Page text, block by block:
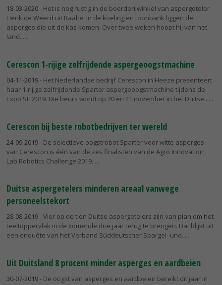
18-03-2020- Het is nog rustig in de boerderijwinkel van aspergeteler
Henk de Weerd uit Raalte. In de koeling en toonbank liggen de
asperges die uit de kas komen. Over twee weken hoopt hij van het
land...
Cerescon 1-rijige zelfrijdende aspergeoogstmachine
04-11-2019- Het Nederlandse bedrijf Cerescon in Heeze presenteert
haar 1-rijige zelfrijdende Sparter aspergeoogstmachine tijdens de
Expo SE 2019. Die beurs wordt op 20 en 21 november in het Duitse...
Cerescon bij beste robotbedrijven ter wereld
24-09-2019- De selectieve oogstrobot Sparter voor witte asperges
van Cerescon is één van de zes finalisten van de Agro Innovation
Lab Robotics Challenge 2019.
Duitse aspergetelers minderen areaal vanwege
personeelstekort
28-08-2019- Vier op de tien Duitse aspergetelers zijn van plan om het
teeltoppervlak in de komende drie jaar terug te brengen. Dat blijkt uit
een enquête van het Verband Süddeutscher Spargel- und...
Uit Duitsland 8 procent minder asperges en aardbeien
30-07-2019- De oogst van asperges en aardbeien bereikt dit jaar in